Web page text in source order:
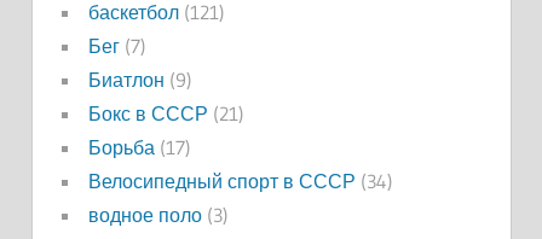
баскетбол(121)
Бег(7)
Биатлон (9)
Бокс в СССР (21)
Борьба(17)
Велосипедный спорт в СССР (34)
водное поло(3)